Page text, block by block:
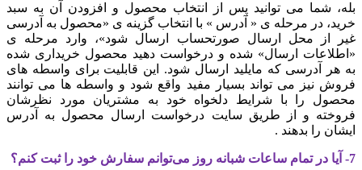
بله، شما می توانید پس از انتخاب محصول و افزودن آن به سبد
خرید، در مرحله ی « آدرس » با انتخاب گزینه ی «محصول به آدرسی
غیر از محل ارسال صورتحساب ارسال شود»، وارد مرحله ی
«اطلاعات ارسال» شده و درخواست دهید محصول خریداری شده
به هر آدرسی که مایلید ارسال شود. این قابلیت برای واسطه های
فروش نیز می تواند بسیار مفید واقع شود و واسطه ها می توانند
محصول را با شرایط دلخواه خود به مشتریان مورد نظرشان
فروخته و از طریق سایت درخواست ارسال محصول به آدرس
ایشان را بدهند .
7- آیا در تمام ساعات شبانه روز می‌توانم سفارش خود را ثبت کنم؟